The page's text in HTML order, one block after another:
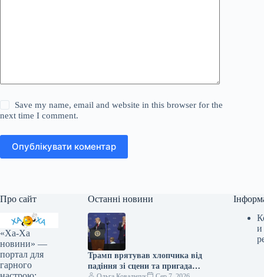
Save my name, email and website in this browser for the
next time I comment.
Опублікувати коментар
Про сайт
«Ха-Ха
новини» —
портал для
гарного
Останні новини
Трамп врятував хлопчика від
падіння зі сцени та пригадав
и